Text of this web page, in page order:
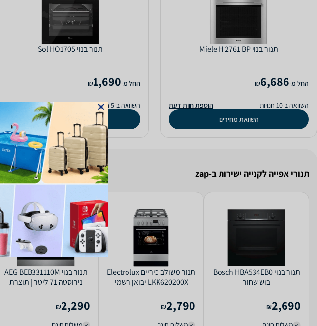
‏תנור בנוי Miele H 2761 BP
‫החל מ-6,686
₪
השוואה ב-10 חנויות
הוספת חוות דעת
השוואת מחירים
‏תנור בנוי Sol HO1705
‫החל מ-1,690
₪
השוואה ב-5 חנויות
הוספת חוות דעת
השוואת מחירים
תנורי אפייה לקנייה ישירות ב-zap
תנור בנוי Bosch HBA534EB0
בוש שחור
2,690
₪
‏תנור משולב כיריים Electrolux
LKK620200X יבואן רשמי
2,790
₪
תנור בנוי AEG BEB331110M
נירוסטה 71 ליטר | תוצרת
2,290
₪